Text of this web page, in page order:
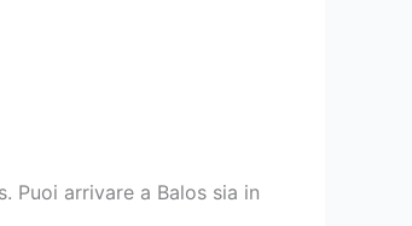
Puoi arrivare a Balos sia in